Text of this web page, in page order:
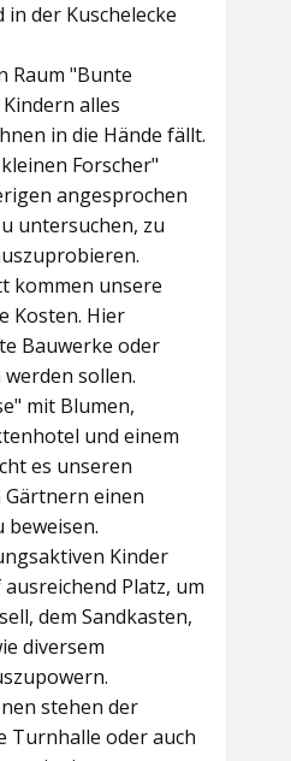
der Kuschelecke
Raum "Bunte
alles
in die Hände fällt.
Forscher"
angesprochen
untersuchen, zu
kommen unsere
Kosten. Hier
Bauwerke oder
werden sollen.
mit Blumen,
und einem
es unseren
einen
beweisen.
Kinder
ausreichend Platz, um
dem Sandkasten,
diversem
stehen der
Turnhalle oder auch